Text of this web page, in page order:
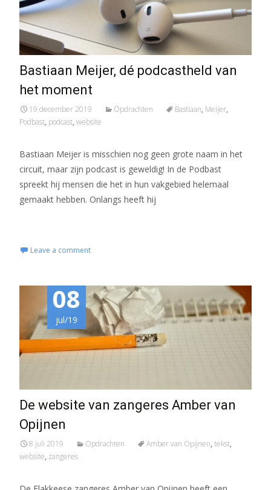
Bastiaan Meijer, dé podcastheld van
het moment
19 december 2019 Opdrachten Bastiaan, Meijer,
Podbast, podcast, website
Bastiaan Meijer is misschien nog geen grote naam in het
circuit, maar zijn podcast is geweldig! In de Podbast
spreekt hij mensen die het in hun vakgebied helemaal
gemaakt hebben. Onlangs heeft hij
Leave a comment
08
jul/19
De website van zangeres Amber van
Opijnen
8 juli 2019 Opdrachten Amber van Opijnen, tekst,
website, zangeres